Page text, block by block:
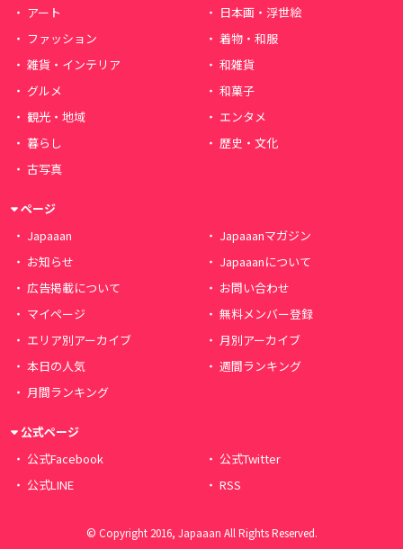
アート
日本画・浮世絵
ファッション
着物・和服
雑貨・インテリア
和雑貨
グルメ
和菓子
観光・地域
エンタメ
暮らし
歴史・文化
古写真
ページ
Japaaan
Japaaanマガジン
お知らせ
Japaaanについて
広告掲載について
お問い合わせ
マイページ
無料メンバー登録
エリア別アーカイブ
月別アーカイブ
本日の人気
週間ランキング
月間ランキング
公式ページ
公式Facebook
公式Twitter
公式LINE
RSS
© Copyright 2016, Japaaan All Rights Reserved.